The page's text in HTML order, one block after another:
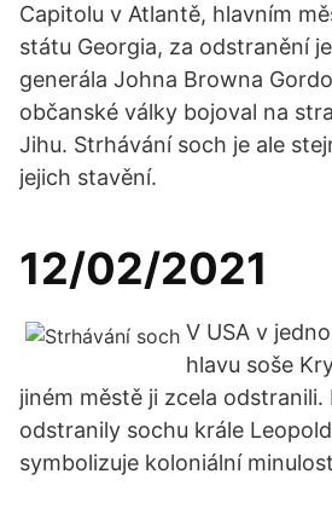
Capitolu v Atlantě, hlavním
státu Georgia, za odstranění
generála Johna Browna
občanské války bojoval na
Jihu. Strhávání soch je ale
jejich stavění.
12/02/2021
V USA v
hlavu soše
jiném městě ji zcela
odstranily sochu krále
symbolizuje koloniální